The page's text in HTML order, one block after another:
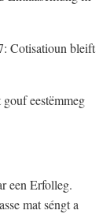
Cotisatioun bleift
eestëmmeg
een Erfolleg.
mat séngt a